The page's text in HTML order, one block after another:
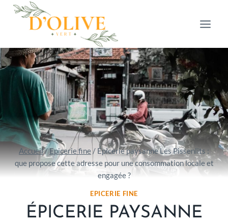
Aller
Accueil/Epicerie fine/ Épicerie paysanne Les Pissenlits :
que propose cette adresse pour une consommation locale et
engagée ?
EPICERIE FINE
ÉPICERIE PAYSANNE